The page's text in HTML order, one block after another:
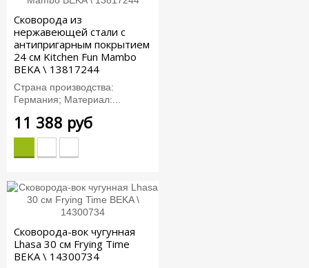
Сковорода из
нержавеющей стали с
антипригарным покрытием
24 см Kitchen Fun Mambo
BEKA \ 13817244
Страна производства:
Германия; Материал:...
11 388 руб
Сковорода-вок чугунная
Lhasa 30 см Frying Time
BEKA \ 14300734